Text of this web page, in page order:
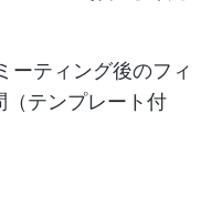
ーティング後のフィ
（テンプレート付